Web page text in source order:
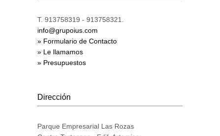
T. 913758319 - 913758321.
info@grupoius.com
» Formulario de Contacto
» Le llamamos
» Presupuestos
Dirección
Parque Empresarial Las Rozas